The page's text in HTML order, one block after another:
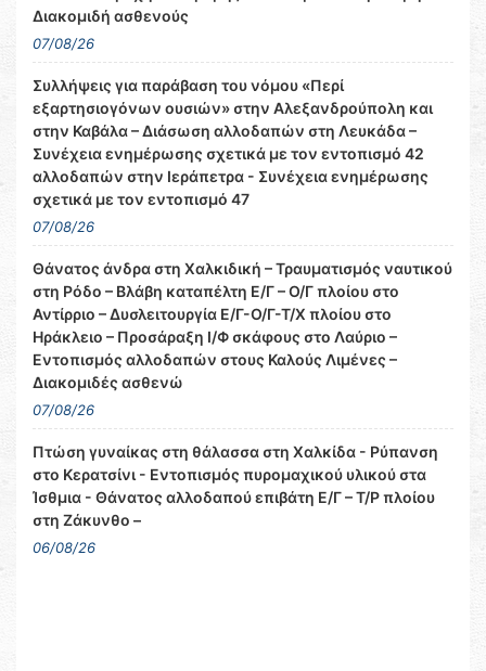
Διακομιδή ασθενούς
07/08/26
Συλλήψεις για παράβαση του νόμου «Περί
εξαρτησιογόνων ουσιών» στην Αλεξανδρούπολη και
στην Καβάλα – Διάσωση αλλοδαπών στη Λευκάδα –
Συνέχεια ενημέρωσης σχετικά με τον εντοπισμό 42
αλλοδαπών στην Ιεράπετρα - Συνέχεια ενημέρωσης
σχετικά με τον εντοπισμό 47
07/08/26
Θάνατος άνδρα στη Χαλκιδική – Τραυματισμός ναυτικού
στη Ρόδο – Βλάβη καταπέλτη Ε/Γ – Ο/Γ πλοίου στο
Αντίρριο – Δυσλειτουργία Ε/Γ-Ο/Γ-Τ/Χ πλοίου στο
Ηράκλειο – Προσάραξη Ι/Φ σκάφους στο Λαύριο –
Εντοπισμός αλλοδαπών στους Καλούς Λιμένες –
Διακομιδές ασθενώ
07/08/26
Πτώση γυναίκας στη θάλασσα στη Χαλκίδα - Ρύπανση
στο Κερατσίνι - Εντοπισμός πυρομαχικού υλικού στα
Ίσθμια - Θάνατος αλλοδαπού επιβάτη Ε/Γ – Τ/Ρ πλοίου
στη Ζάκυνθο –
06/08/26